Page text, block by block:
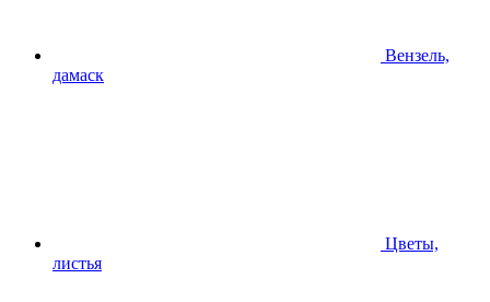
Вензель,
дамаск
Цветы,
листья